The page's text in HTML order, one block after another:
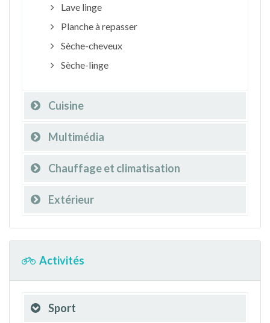
Lave linge
Planche à repasser
Sèche-cheveux
Sèche-linge
Cuisine
Multimédia
Chauffage et climatisation
Extérieur
Activités
Sport